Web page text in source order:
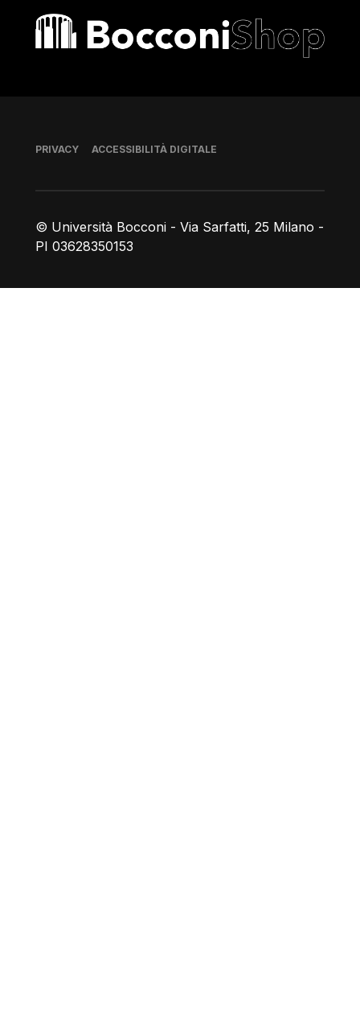
Bocconi shop
© Università Bocconi - Via Sarfatti, 25 Milano -
PI 03628350153
Piè di pagina
PRIVACY ACCESSIBILITÀ DIGITALE